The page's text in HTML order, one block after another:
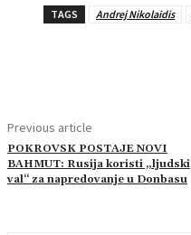
TAGS Andrej Nikolaidis
Previous article
POKROVSK POSTAJE NOVI
BAHMUT: Rusija koristi „ljudski
val“ za napredovanje u Donbasu